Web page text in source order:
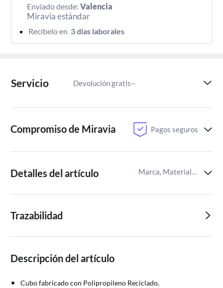
Enviado desde:Valencia
Miravia estándar
Recíbelo en 3 días laborales
Servicio Devolución gratis Paga
Compromiso de Miravia Pagos seguros
Detalles del artículo
Trazabilidad
Descripción del artículo
Cubo fabricado con Polipropileno Reciclado.